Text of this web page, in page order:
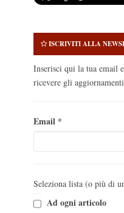
ISCRIVITI ALLA
Inserisci qui la tua email
ricevere gli aggiornamenti
Email *
Seleziona lista (o più di
Ad ogni articolo